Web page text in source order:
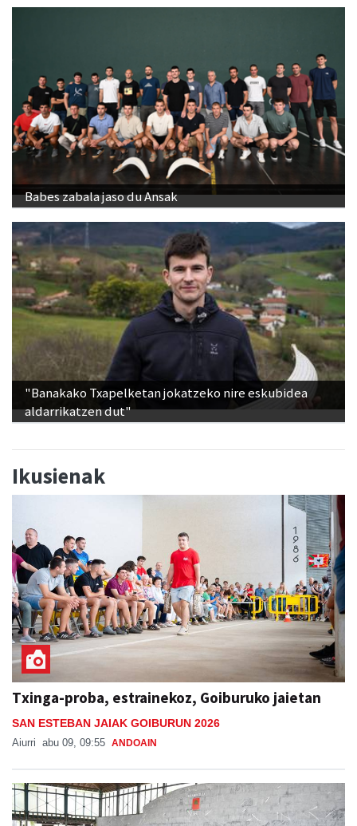
Babes zabala jaso du Ansak
"Banakako Txapelketan jokatzeko nire eskubidea
aldarrikatzen dut"
Ikusienak
Txinga-proba, estrainekoz, Goiburuko jaietan
SAN ESTEBAN JAIAK GOIBURUN 2026
Aiurri abu 09, 09:55 ANDOAIN